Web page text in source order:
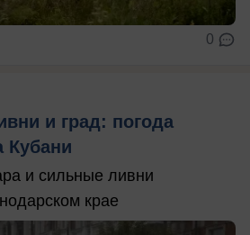
0
и град: погода
Кубани
и сильные ливни
крае